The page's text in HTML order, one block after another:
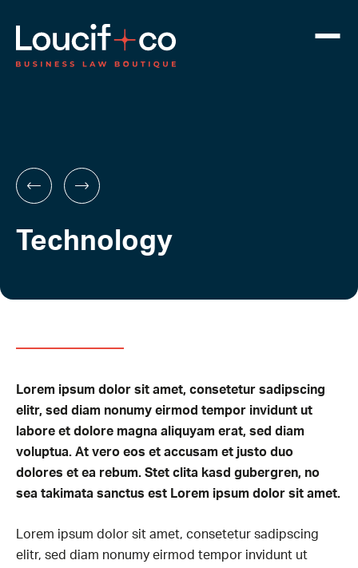
Technology
Lorem ipsum dolor sit amet, consetetur sadipscing
elitr, sed diam nonumy eirmod tempor invidunt ut
labore et dolore magna aliquyam erat, sed diam
voluptua. At vero eos et accusam et justo duo
dolores et ea rebum. Stet clita kasd gubergren, no
sea takimata sanctus est Lorem ipsum dolor sit amet.
Lorem ipsum dolor sit amet, consetetur sadipscing
elitr, sed diam nonumy eirmod tempor invidunt ut